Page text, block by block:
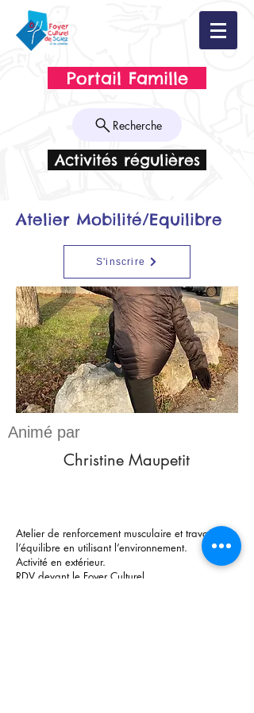
Portail Famille
Recherche
Activités régulières
Atelier Mobilité/Equilibre
S'inscrire
Animé par
Christine Maupetit
Atelier de renforcement musculaire et travail de
l’équilibre en utilisant l’environnement.
Activité en extérieur.
RDV devant le Foyer Culturel.